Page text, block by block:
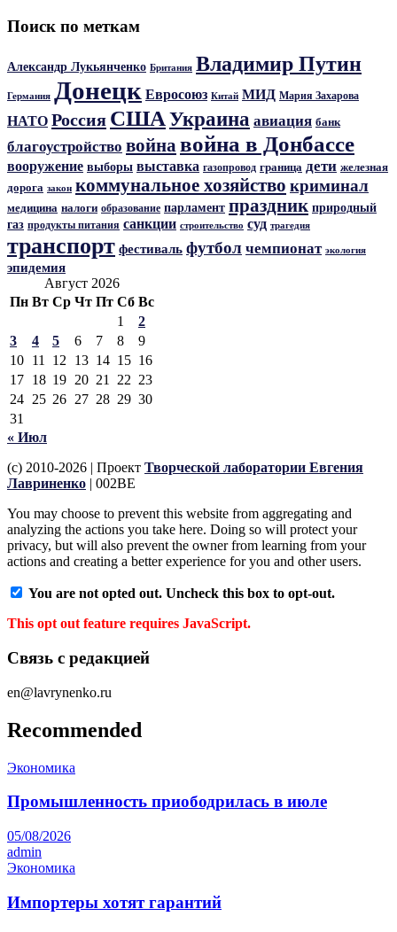
Поиск по меткам
Александр Лукьянченко Британия Владимир Путин
Германия Донецк Евросоюз Китай МИД Мария Захарова
НАТО Россия СШАУкраина авиация банк
благоустройство войнавойна в Донбассе
вооружение выборы выставка газопровод граница дети железная
дорога закон коммунальное хозяйство криминал
медицина налоги образование парламент праздник природный
газ продукты питания санкции строительство суд трагедия
транспорт фестиваль футбол чемпионат экология
эпидемия
Август 2026
Пн Вт Ср Чт Пт Сб Вс
1
2
3
4 5 6 7 8
9
10 11 12 13 14 15 16
17 18 19 20 21 22 23
24 25 26 27 28 29 30
31
« Июл
(c) 2010-2026 | Проект Творческой лаборатории Евгения
Лавриненко | 002BE
You may choose to prevent this website from aggregating and
analyzing the actions you take here. Doing so will protect your
privacy, but will also prevent the owner from learning from your
actions and creating a better experience for you and other users.
You are not opted out. Uncheck this box to opt-out.
This opt out feature requires JavaScript.
Связь с редакцией
en@lavrynenko.ru
Recommended
Экономика
Промышленность приободрилась в июле
05/08/2026
admin
Экономика
Импортеры хотят гарантий